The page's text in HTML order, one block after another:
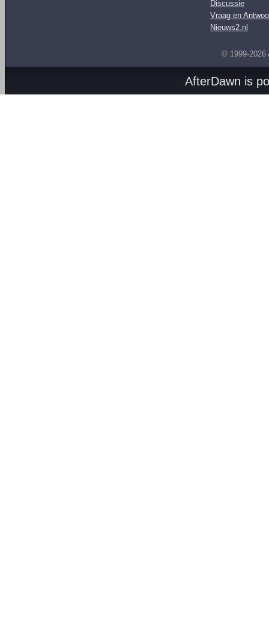
Discussie
Vraag en
Nieuws2.nl
© 1999-2026
AfterDawn is